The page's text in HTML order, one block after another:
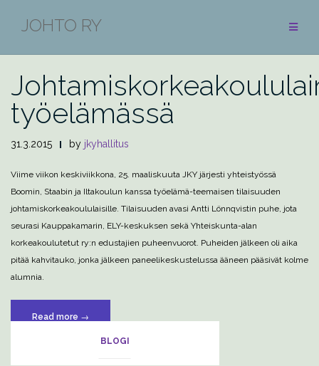
JOHTO RY
työelämässä
31.3.2015 by jkyhallitus
Viime viikon keskiviikkona, 25. maaliskuuta JKY järjesti yhteistyössä
Boomin, Staabin ja Iltakoulun kanssa työelämä-teemaisen tilaisuuden
johtamiskorkeakoululaisille. Tilaisuuden avasi Antti Lönnqvistin puhe, jota
seurasi Kauppakamarin, ELY-keskuksen sekä Yhteiskunta-alan
korkeakoulutetut ry:n edustajien puheenvuorot. Puheiden jälkeen oli aika
pitää kahvitauko, jonka jälkeen paneelikeskustelussa ääneen pääsivät kolme
alumnia.
Read more ”Johtamiskorkeakoululainen
→
BLOGI